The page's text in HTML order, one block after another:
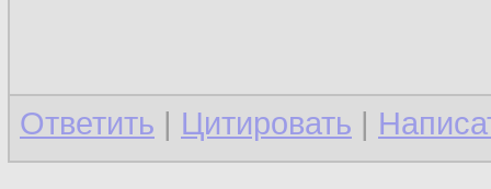
Ответить | Цитировать |